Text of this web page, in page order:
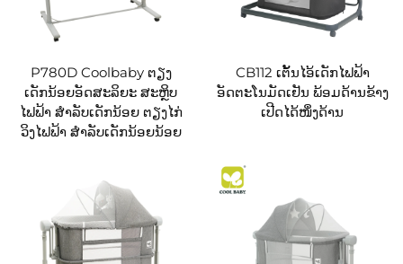
P780D Coolbaby ຕຽງ
ເດັກນ້ອຍອັດສະລິຍະ ສະຫຼິບ
ໄຟຟ້າ ສຳລັບເດັກນ້ອຍ ຕຽງໄກ່
ວິງໄຟຟ້າ ສຳລັບເດັກນ້ອຍນ້ອຍ
CB112 ເຕັ້ນໄອ້ເດັກໄຟຟ້າ
ອັດຕະໂນມັດເຢັນ ພ້ອມດ້ານຂ້າງ
ເປີດໄດ້ໜຶ່ງດ້ານ